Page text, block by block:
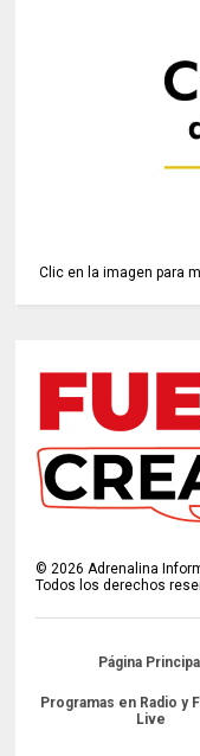
Clic en la imagen para
©2026 Adrenalina
Todos los derechos
Página Principal
Programas en Radio y
Live